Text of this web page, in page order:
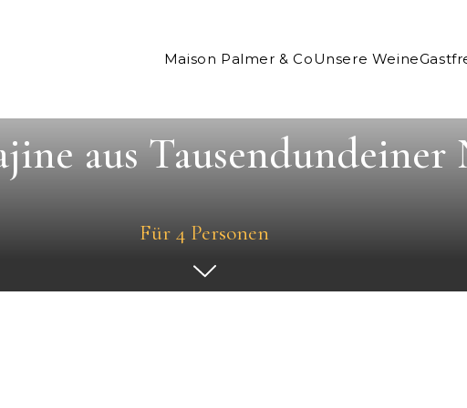
Maison Palmer & CoUnsere Weine
aus Tausendundeiner
Für 4 Personen